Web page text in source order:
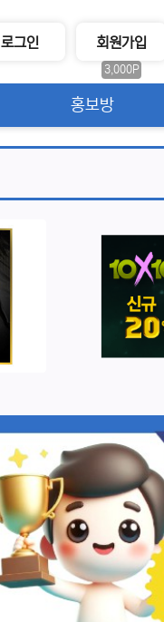
로그인 회원가입
3,000P
홍보방